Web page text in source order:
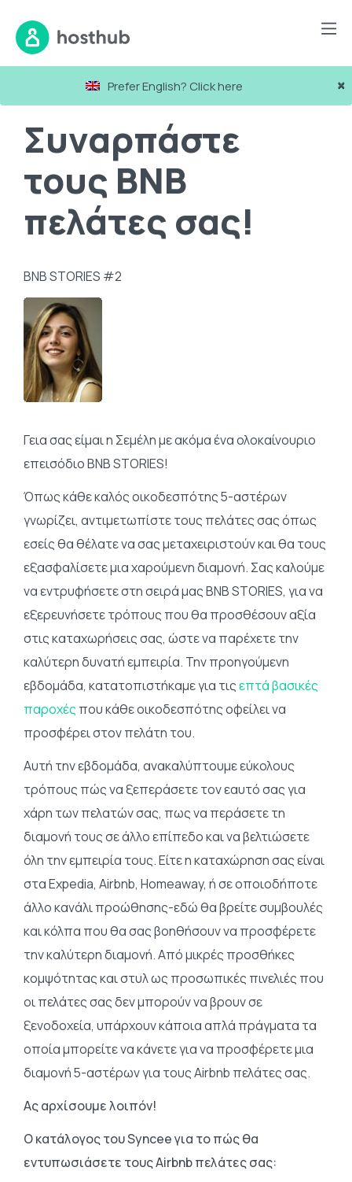
×
Prefer English? Click here
Συναρπάστε τους BNB πελάτες σας!
Συναρπάστε
τους BNB
πελάτες σας!
BNB STORIES #2
Γεια σας είμαι η Σεμέλη με ακόμα ένα ολοκαίνουριο
επεισόδιο BNB STORIES!
Όπως κάθε καλός οικοδεσπότης 5-αστέρων
γνωρίζει, αντιμετωπίστε τους πελάτες σας όπως
εσείς θα θέλατε να σας μεταχειριστούν και θα τους
εξασφαλίσετε μια χαρούμενη διαμονή. Σας καλούμε
να εντρυφήσετε στη σειρά μας BNB STORIES, για να
εξερευνήσετε τρόπους που θα προσθέσουν αξία
στις καταχωρήσεις σας, ώστε να παρέχετε την
καλύτερη δυνατή εμπειρία. Την προηγούμενη
εβδομάδα, κατατοπιστήκαμε για τιςεπτά βασικές
παροχές που κάθε οικοδεσπότης οφείλει να
προσφέρει στον πελάτη του.
Αυτή την εβδομάδα, ανακαλύπτουμε εύκολους
τρόπους πώς να ξεπεράσετε τον εαυτό σας για
χάρη των πελατών σας, πως να περάσετε τη
διαμονή τους σε άλλο επίπεδο και να βελτιώσετε
όλη την εμπειρία τους. Είτε η καταχώρηση σας είναι
στα Expedia, Airbnb, Homeaway, ή σε οποιοδήποτε
άλλο κανάλι προώθησης-εδώ θα βρείτε συμβουλές
και κόλπα που θα σας βοηθήσουν να προσφέρετε
την καλύτερη διαμονή. Από μικρές προσθήκες
κομψότητας και στυλ ως προσωπικές πινελιές που
οι πελάτες σας δεν μπορούν να βρουν σε
ξενοδοχεία, υπάρχουν κάποια απλά πράγματα τα
οποία μπορείτε να κάνετε για να προσφέρετε μια
διαμονή 5-αστέρων για τους Airbnb πελάτες σας.
Ας αρχίσουμε λοιπόν!
Ο κατάλογος του Syncee για το πώς θα
εντυπωσιάσετε τους Airbnb πελάτες σας: